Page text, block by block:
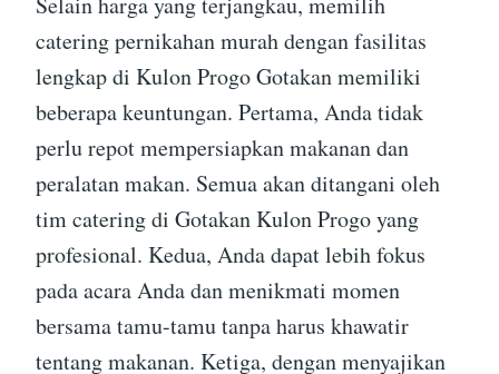
catering pernikahan murah dengan fasilitas
lengkap di Kulon Progo Gotakan memiliki
beberapa keuntungan. Pertama, Anda tidak
perlu repot mempersiapkan makanan dan
peralatan makan. Semua akan ditangani oleh
tim catering di Gotakan Kulon Progo yang
profesional. Kedua, Anda dapat lebih fokus
pada acara Anda dan menikmati momen
bersama tamu-tamu tanpa harus khawatir
tentang makanan. Ketiga, dengan menyajikan